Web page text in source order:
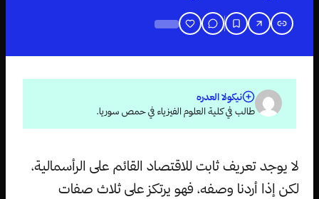
نيكولا العدره
طالب في كلية العلوم الفيزياء في حمص سوريا.
لا يوجد تعريف ثابت للاقتصاد القائم على الرأسمالية،
لكن إذا أردنا وصفه، فهو يرتكز على ثلاث صفات